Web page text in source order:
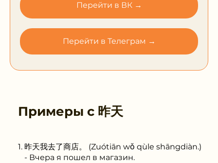
Перейти в ВК →
Перейти в Телеграм →
Примеры с 昨天
昨天我去了商店。 (Zuótiān wǒ qùle shāngdiàn.)
- Вчера я пошел в магазин.